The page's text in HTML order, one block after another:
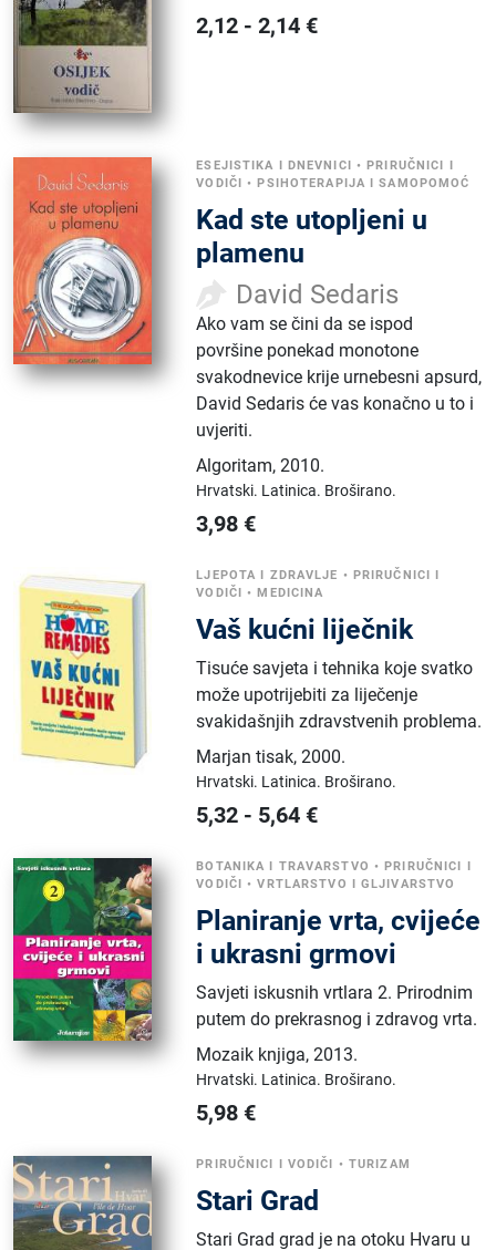
2,12 -2,14 €
ESEJISTIKA I DNEVNICI • PRIRUČNICI I
VODIČI
• PSIHOTERAPIJA I SAMOPOMOĆ
Kad ste utopljeni u
plamenu
David Sedaris
Ako vam se čini da se ispod
površine ponekad monotone
svakodnevice krije urnebesni apsurd,
David Sedaris će vas konačno u to i
uvjeriti.
Algoritam,2010.
Hrvatski. Latinica. Broširano.
3,98 €
LJEPOTA I ZDRAVLJE • PRIRUČNICI I
VODIČI
• MEDICINA
Vaš kućni liječnik
Tisuće savjeta i tehnika koje svatko
može upotrijebiti za liječenje
svakidašnjih zdravstvenih problema.
Marjan tisak,2000.
Hrvatski. Latinica. Broširano.
5,32 - 5,64 €
BOTANIKA I TRAVARSTVO • PRIRUČNICI I
VODIČI
•VRTLARSTVO I GLJIVARSTVO
Planiranje vrta, cvijeće
i ukrasni grmovi
Savjeti iskusnih vrtlara 2. Prirodnim
putem do prekrasnog i zdravog vrta.
Mozaik knjiga,2013.
Hrvatski. Latinica. Broširano.
5,98 €
PRIRUČNICI I VODIČI • TURIZAM
Stari Grad
Stari Grad grad je na otoku Hvaru u